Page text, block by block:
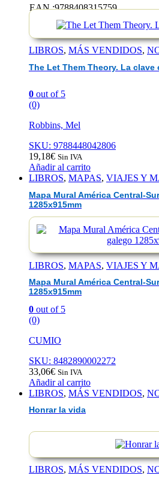
EAN :9788408315759
LIBROS, MÁS VENDIDOS,
The Let Them Theory. La clave
0 out of 5
(0)
Robbins, Mel
SKU: 9788448042806
19,18€ Sin IVA
Añadir al carrito
LIBROS, MAPAS, VIAJES Y
Mapa Mural América Central-
1285x915mm
LIBROS, MAPAS, VIAJES Y
Mapa Mural América Central-
1285x915mm
0 out of 5
(0)
CUMIO
SKU: 8482890002272
33,06€ Sin IVA
Añadir al carrito
LIBROS, MÁS VENDIDOS,
Honrar la vida
LIBROS, MÁS VENDIDOS,